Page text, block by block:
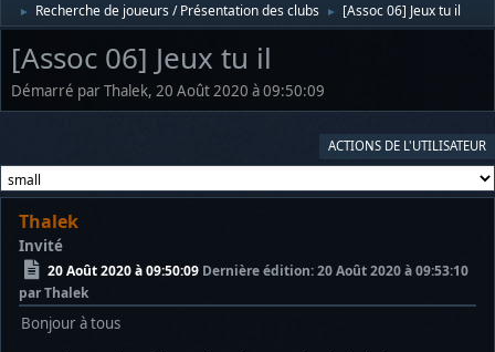
► Recherche de joueurs / Présentation des clubs ► [Assoc 06] Jeux tu il
[Assoc 06] Jeux tu il
Démarré par Thalek, 20 Août 2020 à 09:50:09
ACTIONS DE L'UTILISATEUR
Thalek
Invité
20 Août 2020 à 09:50:09 Dernière édition: 20 Août 2020 à 09:53:10
par Thalek
Bonjour à tous